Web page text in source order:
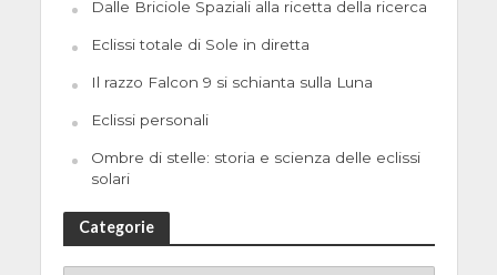
Dalle Briciole Spaziali alla ricetta della ricerca
Eclissi totale di Sole in diretta
Il razzo Falcon 9 si schianta sulla Luna
Eclissi personali
Ombre di stelle: storia e scienza delle eclissi
solari
Categorie